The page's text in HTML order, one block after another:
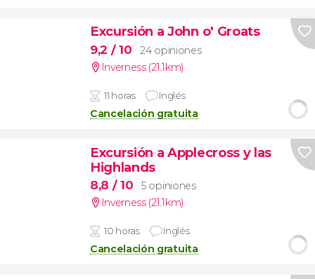
Excursión a John o' Groats
9,2 / 10
24 opiniones
Inverness (21.1km)
11 horas Inglés
Cancelación gratuita
Excursión a Applecross y las
Highlands
8,8 / 10
5 opiniones
Inverness (21.1km)
10 horas Inglés
Cancelación gratuita